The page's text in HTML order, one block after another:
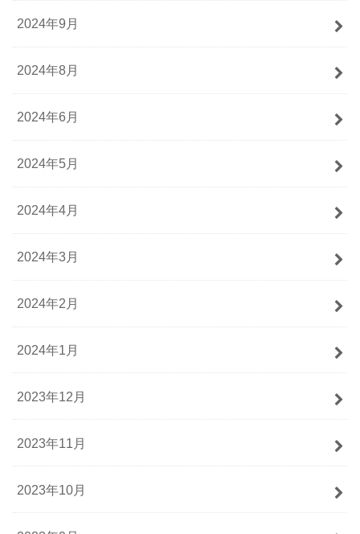
2024年9月
2024年8月
2024年6月
2024年5月
2024年4月
2024年3月
2024年2月
2024年1月
2023年12月
2023年11月
2023年10月